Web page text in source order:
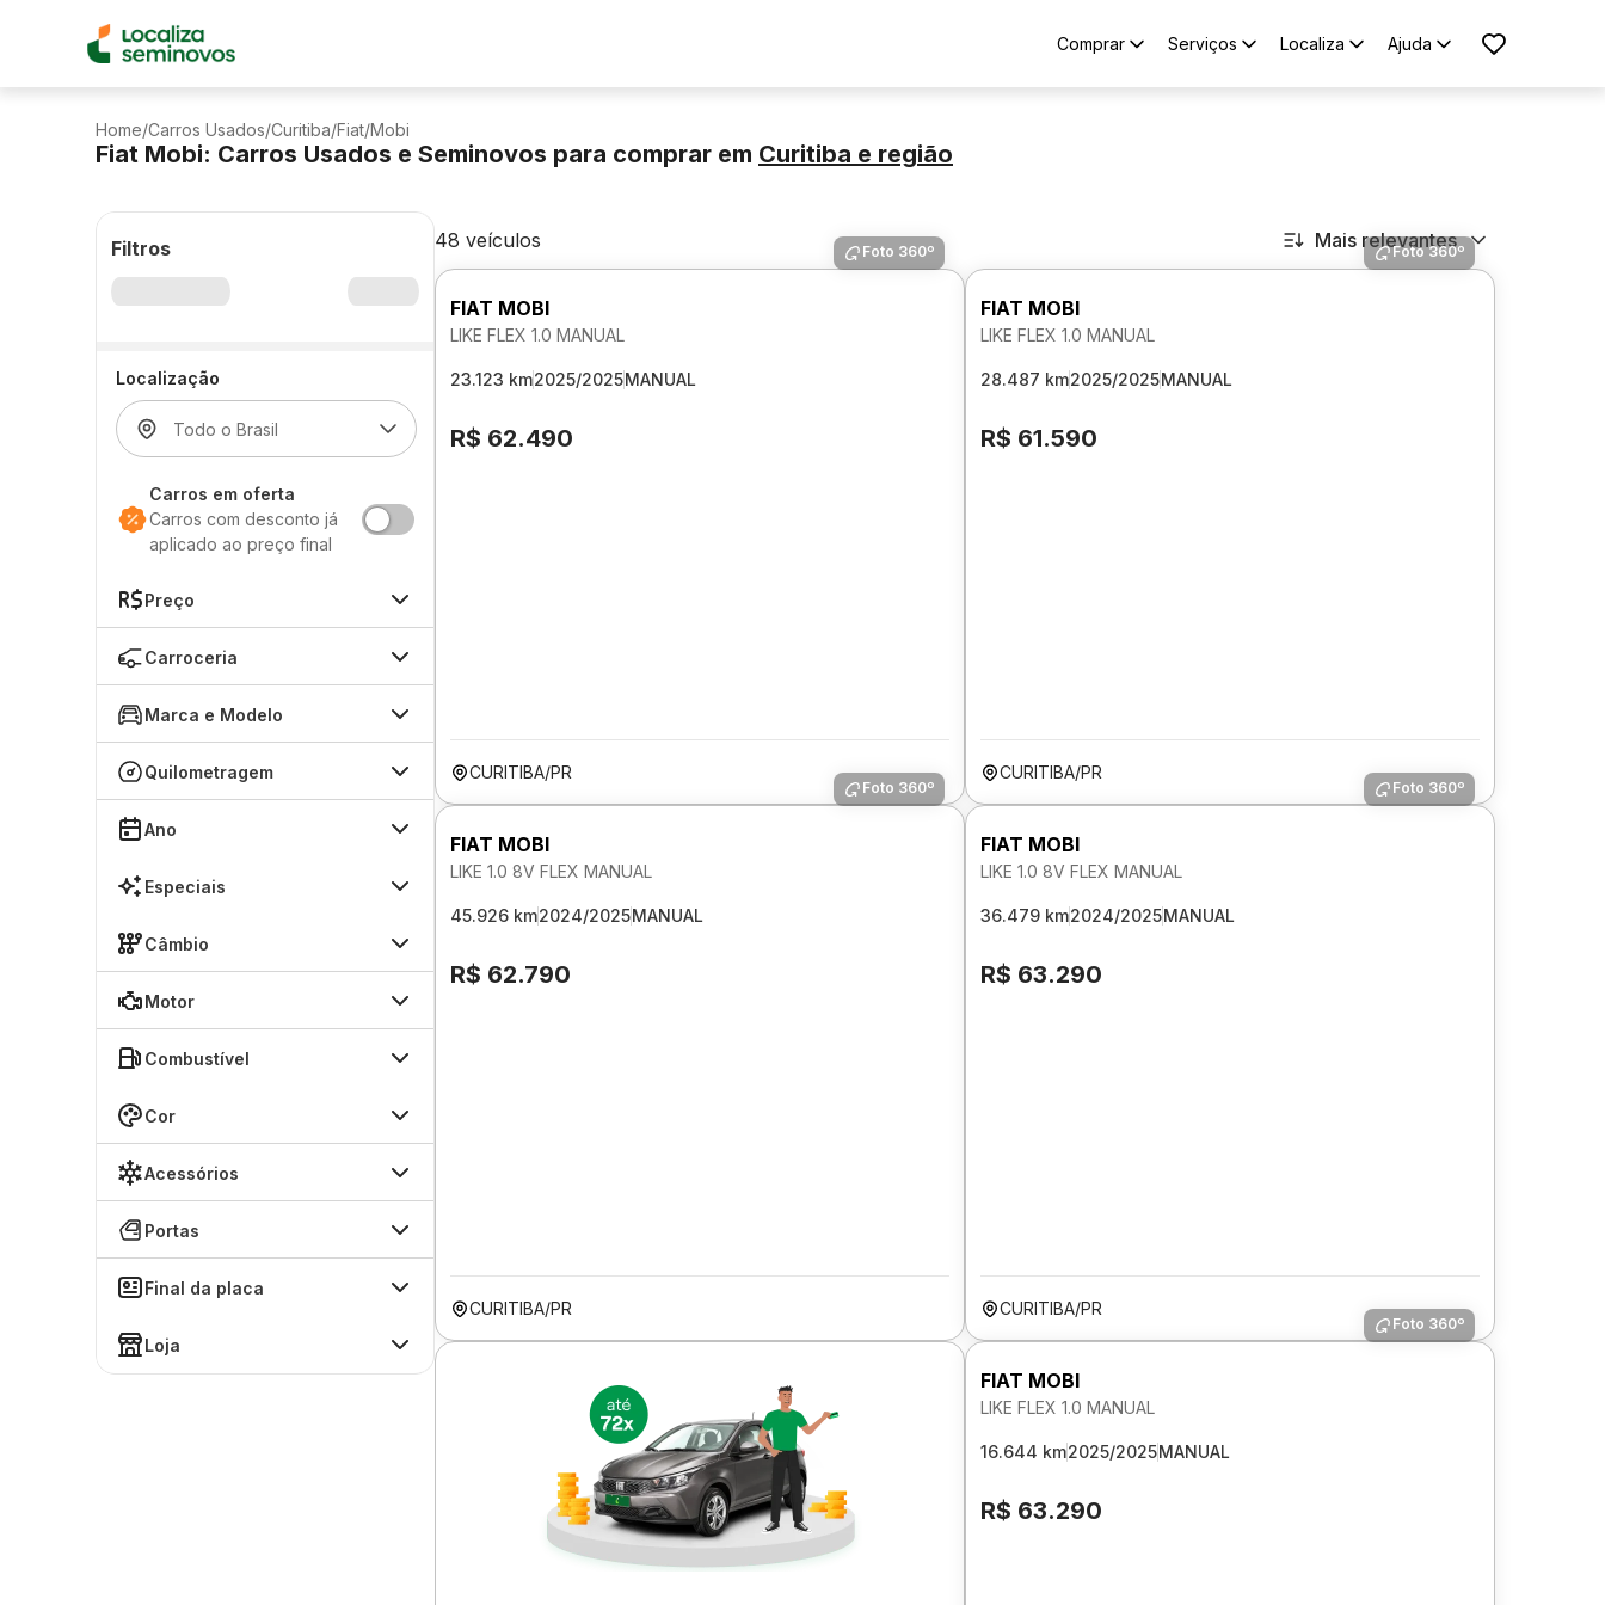
Comprar Serviços Localiza Ajuda
Home/Carros Usados/Curitiba/Fiat/Mobi
Fiat Mobi: Carros Usados e Seminovos para comprar em Curitiba e região
Filtros
Localização
Carros em oferta
Carros com desconto já
aplicado ao preço final
Preço
Carroceria
Marca e Modelo
Quilometragem
Ano
Especiais
Câmbio
Motor
Combustível
Cor
Acessórios
Portas
Final da placa
Loja
48 veículos Mais relevantes
Foto 360º
FIAT MOBI
LIKE FLEX 1.0 MANUAL
23.123 km2025/2025MANUAL
R$ 62.490
CURITIBA/PR
Foto 360º
FIAT MOBI
LIKE FLEX 1.0 MANUAL
28.487 km2025/2025MANUAL
R$ 61.590
CURITIBA/PR
Foto 360º
FIAT MOBI
LIKE 1.0 8V FLEX MANUAL
45.926 km2024/2025MANUAL
R$ 62.790
CURITIBA/PR
Foto 360º
FIAT MOBI
LIKE 1.0 8V FLEX MANUAL
36.479 km2024/2025MANUAL
R$ 63.290
CURITIBA/PR
Foto 360º
FIAT MOBI
LIKE FLEX 1.0 MANUAL
16.644 km2025/2025MANUAL
R$ 63.290